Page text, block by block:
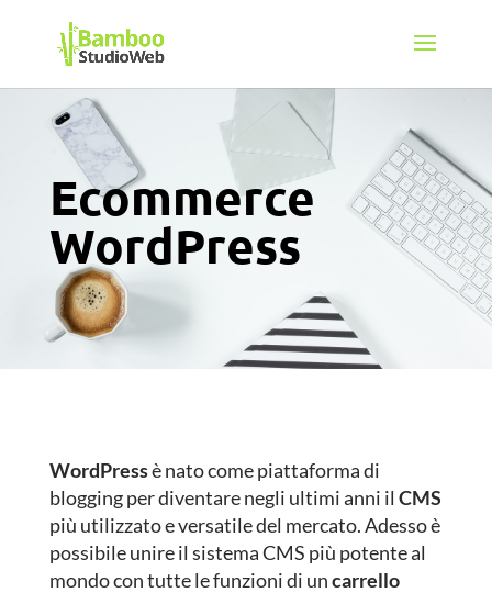
Ecommerce
WordPress
WordPressè nato come piattaforma di
blogging per diventare negli ultimi anni il CMS
più utilizzato e versatile del mercato. Adesso è
possibile unire il sistema CMS più potente al
mondo con tutte le funzioni di uncarrello